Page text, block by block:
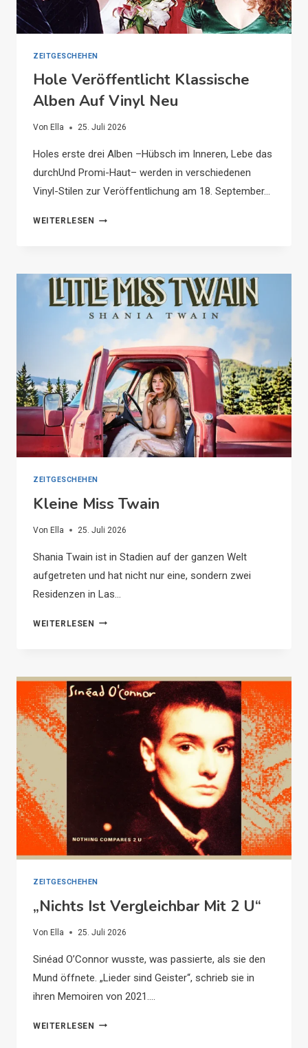
ZEITGESCHEHEN
Hole Veröffentlicht Klassische
Alben Auf Vinyl Neu
Von Ella 25. Juli 2026
Holes erste drei Alben –Hübsch im Inneren, Lebe das
durchUnd Promi-Haut– werden in verschiedenen
Vinyl-Stilen zur Veröffentlichung am 18. September…
WEITERLESEN
HOLE
AUF
VINYL
NEU
ZEITGESCHEHEN
Kleine Miss Twain
Von Ella 25. Juli 2026
Shania Twain ist in Stadien auf der ganzen Welt
aufgetreten und hat nicht nur eine, sondern zwei
Residenzen in Las…
WEITERLESEN KLEINE
ZEITGESCHEHEN
„Nichts Ist Vergleichbar Mit 2 U“
Von Ella 25. Juli 2026
Sinéad O’Connor wusste, was passierte, als sie den
Mund öffnete. „Lieder sind Geister“, schrieb sie in
ihren Memoiren von 2021….
WEITERLESEN „NICHTS